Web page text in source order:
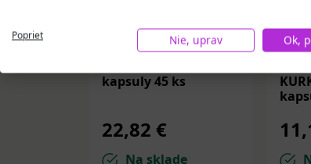
kapsuly 45 ks
22,82 €
Na sklade
Poprieť Nie, uprav Ok,